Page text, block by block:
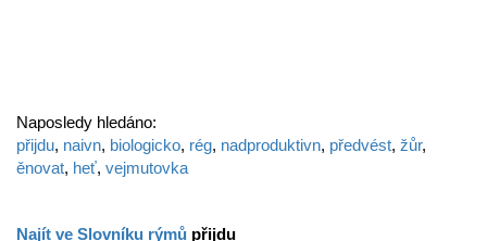
Naposledy hledáno:
přijdu, naivn, biologicko, rég, nadproduktivn, předvést, žůr,
ěnovat, heť, vejmutovka
Najít ve Slovníku rýmů přijdu